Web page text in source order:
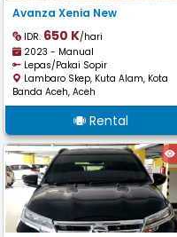
Avanza Xenia New
IDR. 650 K/hari
2023 - Manual
Lepas/Pakai Sopir
Lambaro Skep, Kuta Alam, Kota
Banda Aceh, Aceh
Rental